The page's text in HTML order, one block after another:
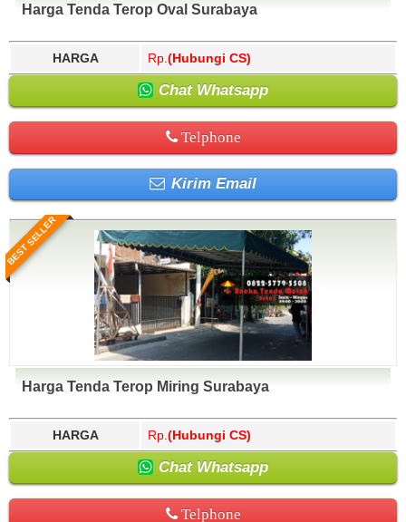
Harga Tenda Terop Oval Surabaya
HARGA Rp. (Hubungi CS)
Chat Whatsapp
Telphone
Kirim Email
BEST SELLER
Harga Tenda Terop Miring Surabaya
HARGA Rp. (Hubungi CS)
Chat Whatsapp
Telphone